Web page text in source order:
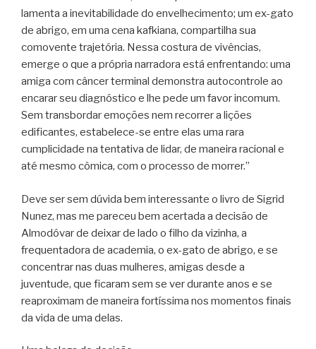
lamenta a inevitabilidade do envelhecimento; um ex-gato
de abrigo, em uma cena kafkiana, compartilha sua
comovente trajetória. Nessa costura de vivências,
emerge o que a própria narradora está enfrentando: uma
amiga com câncer terminal demonstra autocontrole ao
encarar seu diagnóstico e lhe pede um favor incomum.
Sem transbordar emoções nem recorrer a lições
edificantes, estabelece-se entre elas uma rara
cumplicidade na tentativa de lidar, de maneira racional e
até mesmo cômica, com o processo de morrer.”
Deve ser sem dúvida bem interessante o livro de Sigrid
Nunez, mas me pareceu bem acertada a decisão de
Almodóvar de deixar de lado o filho da vizinha, a
frequentadora de academia, o ex-gato de abrigo, e se
concentrar nas duas mulheres, amigas desde a
juventude, que ficaram sem se ver durante anos e se
reaproximam de maneira fortíssima nos momentos finais
da vida de uma delas.